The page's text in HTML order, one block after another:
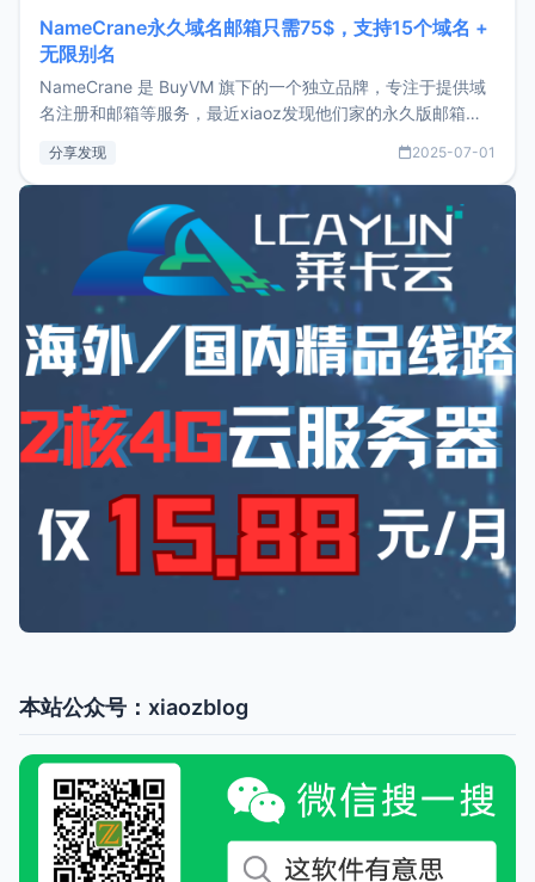
NameCrane永久域名邮箱只需75$，支持15个域名 +
无限别名
NameCrane 是 BuyVM 旗下的一个独立品牌，专注于提供域
名注册和邮箱等服务，最近xiaoz发现他们家的永久版邮箱服
又实惠的域名邮箱，不妨尝试一下 NameCrane。注册
NameCraneNameCrane不支持直接注册，必须要购买
分享发现 2025-07-01
本站公众号：xiaozblog